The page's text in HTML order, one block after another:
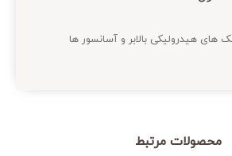
هیدرولیکی بالابر و آسانسور ها
محصولات مرتبط